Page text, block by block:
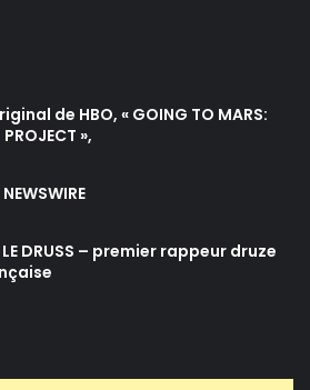
de HBO, « GOING TO MARS:
»,
DRUSS – premier rappeur druze